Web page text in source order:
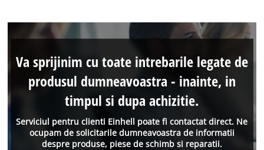
Serviciul pentru clienti Einhell poate fi contactat direct. Ne
ocupam de solicitarile dumneavoastra de informatii
despre produse, piese de schimb si reparatii.
Va sprijinim cu toate intrebarile legate de
produsul dumneavoastra - inainte, in
timpul si dupa achizitie.